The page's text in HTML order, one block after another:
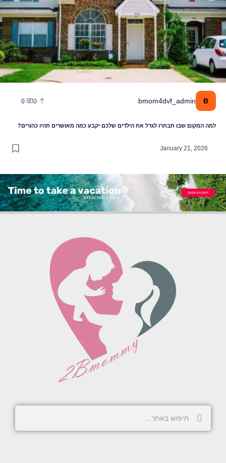
B
bmom4dvf_admin
0
0
למה המקום שבו תבחרו לגדל את הילדים שלכם יקבע כמה מאושרים תהיו כהורים?
January 21, 2026